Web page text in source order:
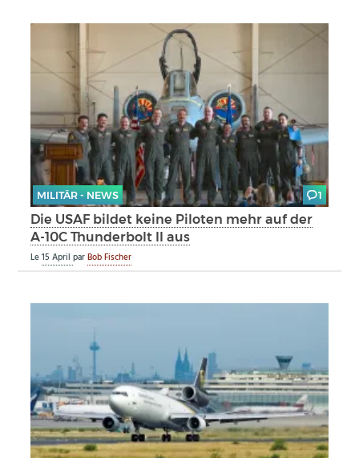
MILITÄR - NEWS 1
Die USAF bildet keine Piloten mehr auf der
A-10C Thunderbolt II aus
Le15 AprilparBob Fischer